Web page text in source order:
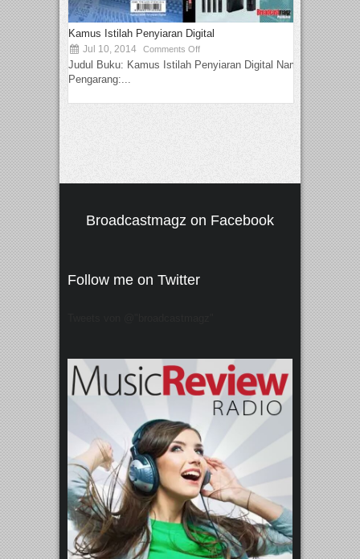
Kamus Istilah Penyiaran Digital
Jul 10, 2014 Comments Off
Judul Buku: Kamus Istilah Penyiaran Digital Nama
Pengarang:...
Broadcastmagz on Facebook
Follow me on Twitter